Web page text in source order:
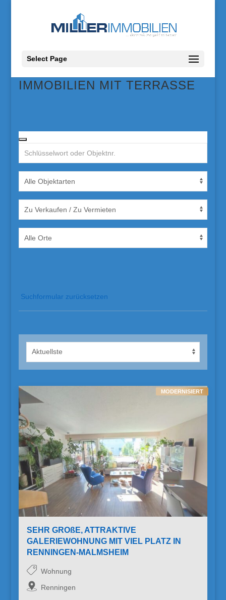
Select Page
IMMOBILIEN MIT TERRASSE
Suchformular zurücksetzen
SEHR GROßE, ATTRAKTIVE
GALERIEWOHNUNG MIT VIEL PLATZ IN
RENNINGEN-MALMSHEIM
Wohnung
Renningen
MODERNISIERT